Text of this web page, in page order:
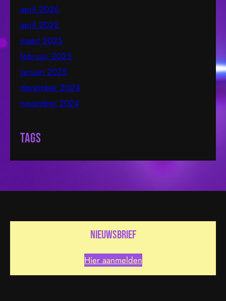
april 2026
april 2025
maart 2025
februari 2025
januari 2025
december 2024
november 2024
Tags
nieuwsbrief
Hier aanmelden